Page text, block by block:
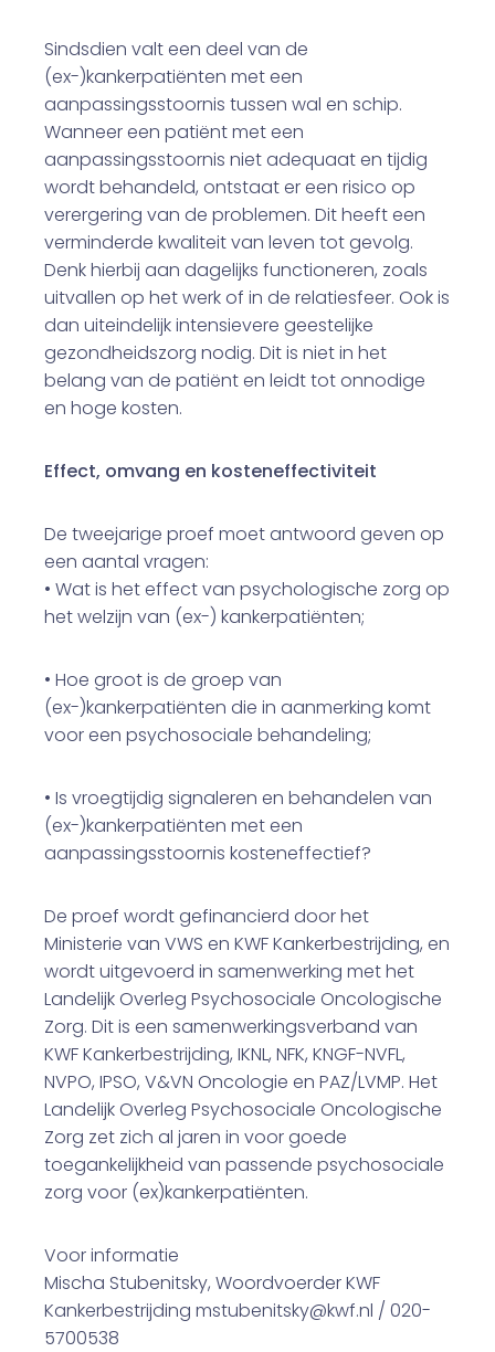
Sindsdien valt een deel van de
(ex-)kankerpatiënten met een
aanpassingsstoornis tussen wal en schip.
Wanneer een patiënt met een
aanpassingsstoornis niet adequaat en tijdig
wordt behandeld, ontstaat er een risico op
verergering van de problemen. Dit heeft een
verminderde kwaliteit van leven tot gevolg.
Denk hierbij aan dagelijks functioneren, zoals
uitvallen op het werk of in de relatiesfeer. Ook is
dan uiteindelijk intensievere geestelijke
gezondheidszorg nodig. Dit is niet in het
belang van de patiënt en leidt tot onnodige
en hoge kosten.
Effect, omvang en kosteneffectiviteit
De tweejarige proef moet antwoord geven op
een aantal vragen:
• Wat is het effect van psychologische zorg op
het welzijn van (ex-) kankerpatiënten;
• Hoe groot is de groep van
(ex-)kankerpatiënten die in aanmerking komt
voor een psychosociale behandeling;
• Is vroegtijdig signaleren en behandelen van
(ex-)kankerpatiënten met een
aanpassingsstoornis kosteneffectief?
De proef wordt gefinancierd door het
Ministerie van VWS en KWF Kankerbestrijding, en
wordt uitgevoerd in samenwerking met het
Landelijk Overleg Psychosociale Oncologische
Zorg. Dit is een samenwerkingsverband van
KWF Kankerbestrijding, IKNL, NFK, KNGF-NVFL,
NVPO, IPSO, V&VN Oncologie en PAZ/LVMP. Het
Landelijk Overleg Psychosociale Oncologische
Zorg zet zich al jaren in voor goede
toegankelijkheid van passende psychosociale
zorg voor (ex)kankerpatiënten.
Voor informatie
Mischa Stubenitsky, Woordvoerder KWF
Kankerbestrijding mstubenitsky@kwf.nl / 020-
5700538